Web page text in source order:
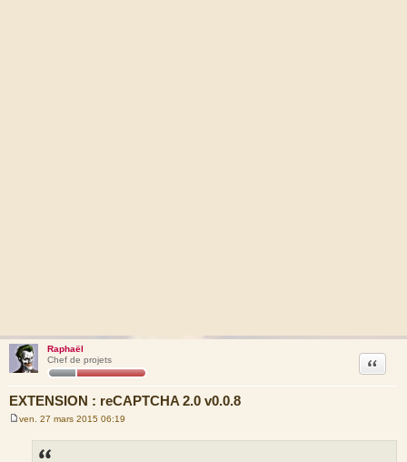
Raphaël
Chef de projets
EXTENSION : reCAPTCHA 2.0 v0.0.8
Citation
ven. 27 mars 2015 06:19